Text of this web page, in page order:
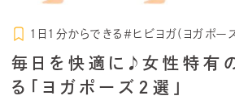
1日1分からできる＃ヒビヨガ(ヨガポー
毎日を快適に♪女性特有
る「ヨガポーズ2選」